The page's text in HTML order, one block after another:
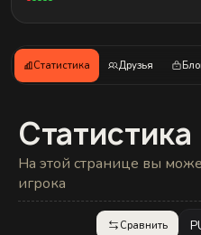
Статистика Друзья
Статистика
На этой странице вы
игрока
Сравнить
с
в
л
е
е
м!